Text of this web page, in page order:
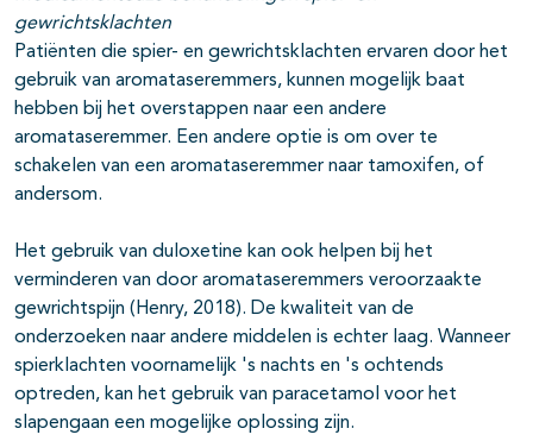
gewrichtsklachten
Patiënten die spier- en gewrichtsklachten ervaren door het
gebruik van aromataseremmers, kunnen mogelijk baat
hebben bij het overstappen naar een andere
aromataseremmer. Een andere optie is om over te
schakelen van een aromataseremmer naar tamoxifen, of
andersom.
Het gebruik van duloxetine kan ook helpen bij het
verminderen van door aromataseremmers veroorzaakte
gewrichtspijn (Henry, 2018). De kwaliteit van de
onderzoeken naar andere middelen is echter laag. Wanneer
spierklachten voornamelijk 's nachts en 's ochtends
optreden, kan het gebruik van paracetamol voor het
slapengaan een mogelijke oplossing zijn.